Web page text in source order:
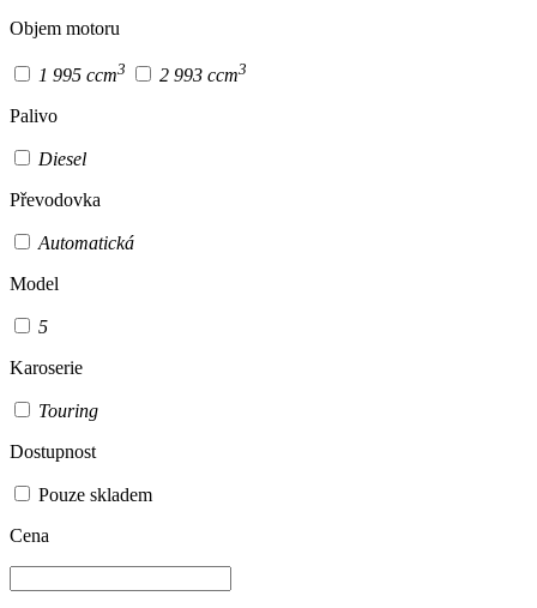
Objem motoru
1 995 ccm3 2 993 ccm3
Palivo
Diesel
Převodovka
Automatická
Model
5
Karoserie
Touring
Dostupnost
Pouze skladem
Cena